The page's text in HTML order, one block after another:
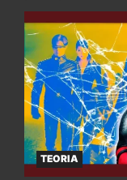
TEORIA